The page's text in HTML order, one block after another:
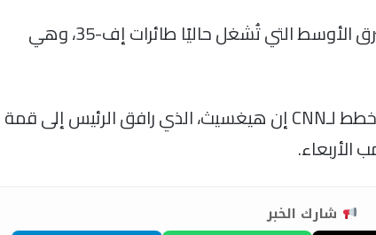
وتُعد إسرائيل الدولة الوحيدة في الشرق الأوسط التي تُشغل حاليًا طائرات إف-35، وهي
وقال مسؤول أمريكي مطلع على الخطط لـCNN إن هيغسيث، الذي رافق الرئيس إلى قمة
الأربعاء.
شارك الخبر